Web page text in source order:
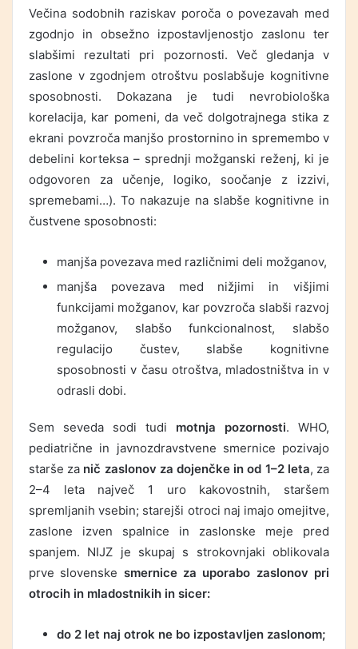
Večina sodobnih raziskav poroča o povezavah med
zgodnjo in obsežno izpostavljenostjo zaslonu ter
slabšimi rezultati pri pozornosti. Več gledanja v
zaslone v zgodnjem otroštvu poslabšuje kognitivne
sposobnosti. Dokazana je tudi nevrobiološka
korelacija, kar pomeni, da več dolgotrajnega stika z
ekrani povzroča manjšo prostornino in spremembo v
debelini korteksa – sprednji možganski reženj, ki je
odgovoren za učenje, logiko, soočanje z izzivi,
spremebami…). To nakazuje na slabše kognitivne in
čustvene sposobnosti:
manjša povezava med različnimi deli možganov,
manjša povezava med nižjimi in višjimi
funkcijami možganov, kar povzroča slabši razvoj
možganov, slabšo funkcionalnost, slabšo
regulacijo čustev, slabše kognitivne
sposobnosti v času otroštva, mladostništva in v
odrasli dobi.
Sem seveda sodi tudi motnja pozornosti. WHO,
pediatrične in javnozdravstvene smernice pozivajo
starše za nič zaslonov za dojenčke in od 1–2 leta, za
2–4 leta največ 1 uro kakovostnih, staršem
spremljanih vsebin; starejši otroci naj imajo omejitve,
zaslone izven spalnice in zaslonske meje pred
spanjem. NIJZ je skupaj s strokovnjaki oblikovala
prve slovenske smernice za uporabo zaslonov pri
otrocih in mladostnikih in sicer:
do 2 let naj otrok ne bo izpostavljen zaslonom;